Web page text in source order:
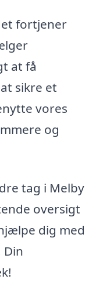
fortjener
at få
sikre et
vores
og
tag i Melby
oversigt
dig med
Din